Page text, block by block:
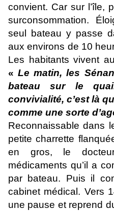
convient. Car sur l’île,
surconsommation.
seul bateau y passe
aux environs de 10
Les habitants vivent
«Le matin, les
bateau sur le
convivialité, c’est là
comme une sorte
Reconnaissable dans
petite charrette
en gros, le
médicaments qu’il a
par bateau. Puis il
cabinet médical. Vers
une pause et reprend